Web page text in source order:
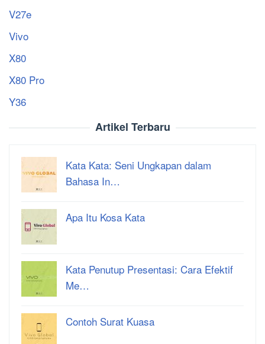
V27e
Vivo
X80
X80 Pro
Y36
Artikel Terbaru
Kata Kata: Seni Ungkapan dalam
Bahasa In…
Apa Itu Kosa Kata
Kata Penutup Presentasi: Cara Efektif
Me…
Contoh Surat Kuasa